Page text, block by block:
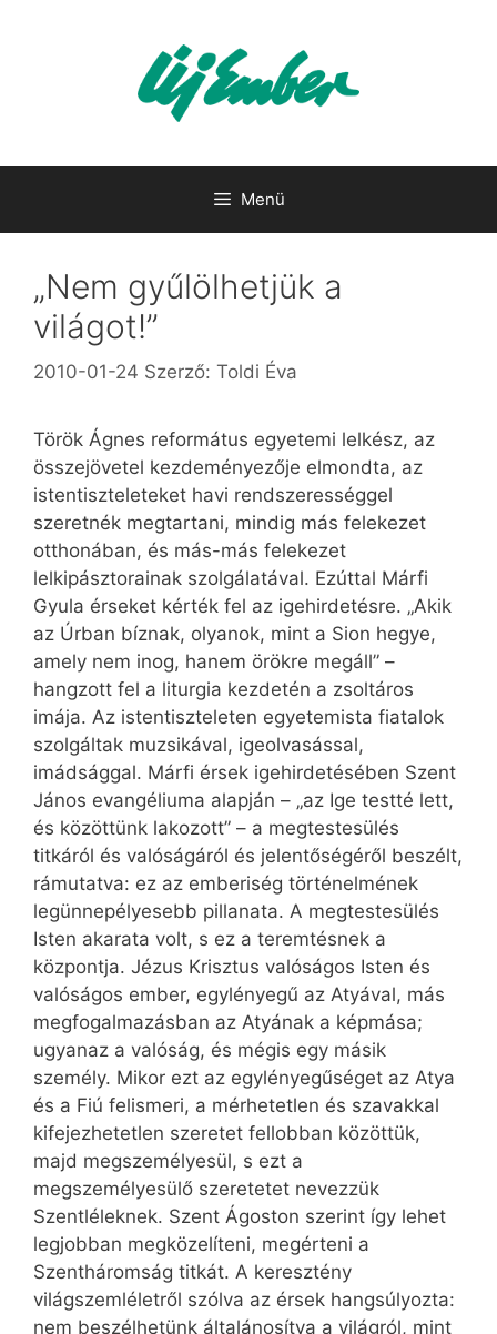
Menü
„Nem gyűlölhetjük a
világot!”
2010-01-24 Szerző: Toldi Éva
Török Ágnes református egyetemi lelkész, az
összejövetel kezdeményezője elmondta, az
istentiszteleteket havi rendszerességgel
szeretnék megtartani, mindig más felekezet
otthonában, és más-más felekezet
lelkipásztorainak szolgálatával. Ezúttal Márfi
Gyula érseket kérték fel az igehirdetésre. „Akik
az Úrban bíznak, olyanok, mint a Sion hegye,
amely nem inog, hanem örökre megáll” –
hangzott fel a liturgia kezdetén a zsoltáros
imája. Az istentiszteleten egyetemista fiatalok
szolgáltak muzsikával, igeolvasással,
imádsággal. Márfi érsek igehirdetésében Szent
János evangéliuma alapján – „az Ige testté lett,
és közöttünk lakozott” – a megtestesülés
titkáról és valóságáról és jelentőségéről beszélt,
rámutatva: ez az emberiség történelmének
legünnepélyesebb pillanata. A megtestesülés
Isten akarata volt, s ez a teremtésnek a
központja. Jézus Krisztus valóságos Isten és
valóságos ember, egylényegű az Atyával, más
megfogalmazásban az Atyának a képmása;
ugyanaz a valóság, és mégis egy másik
személy. Mikor ezt az egylényegűséget az Atya
és a Fiú felismeri, a mérhetetlen és szavakkal
kifejezhetetlen szeretet fellobban közöttük,
majd megszemélyesül, s ezt a
megszemélyesülő szeretetet nevezzük
Szentléleknek. Szent Ágoston szerint így lehet
legjobban megközelíteni, megérteni a
Szentháromság titkát. A keresztény
világszemléletről szólva az érsek hangsúlyozta:
nem beszélhetünk általánosítva a világról, mint